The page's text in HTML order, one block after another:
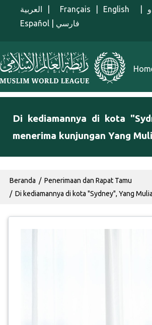
Lompat ke isi utama
العربية Français English
Español
فارسي
Menu Indonesian
Di kediamannya di kota
menerima kunjungan Yang
Breadcrumb
Beranda
Penerimaan dan Rapat Tamu
Di kediamannya di kota "Sydney", Yang